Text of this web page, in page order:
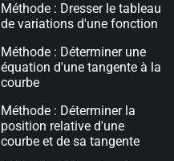
Méthode : Dresser le tableau
de variations d'une fonction
Méthode : Déterminer une
équation d'une tangente à la
courbe
Méthode : Déterminer la
position relative d'une
courbe et de sa tangente